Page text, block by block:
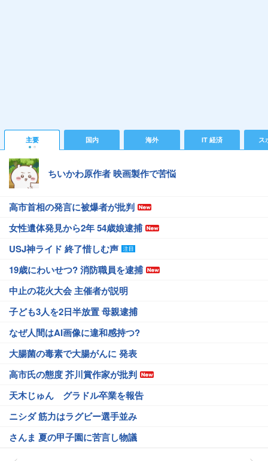
主要 国内 海外 IT 経済 ス
ちいかわ原作者 映画製作で苦悩
高市首相の発言に被爆者が批判
女性遺体発見から2年 54歳娘逮捕
USJ神ライド 終了惜しむ声
19歳にわいせつ? 消防職員を逮捕
中止の花火大会 主催者が説明
子ども3人を2日半放置 母親逮捕
なぜ人間はAI画像に違和感持つ?
大腸菌の毒素で大腸がんに 発表
高市氏の態度 芥川賞作家が批判
天木じゅん グラドル卒業を報告
ニシダ 筋力はラグビー選手並み
さんま 夏の甲子園に苦言し物議